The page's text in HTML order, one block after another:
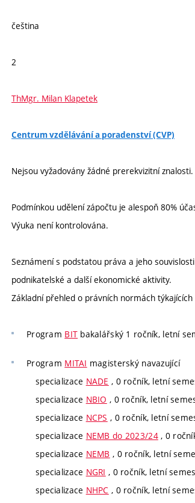
čeština
2
ThMgr. Milan Klapetek
Centrum vzdělávání a poradenství (CVP)
Nejsou vyžadovány žádné prerekvizitní znalosti.
Podmínkou udělení zápočtu je alespoň 80%
Výuka není kontrolována.
Seznámení s podstatou práva a jeho
podnikatelské a další ekonomické aktivity.
Základní přehled o právních normách
Program BIT bakalářský 1 ročník, letní
Program MITAI magisterský navazující
specializace NADE , 0 ročník, letní
specializace NBIO , 0 ročník, letní
specializace NCPS , 0 ročník, letní
specializace NEMB do 2023/24, 0
specializace NEMB , 0 ročník, letní
specializace NGRI , 0 ročník, letní
specializace NHPC , 0 ročník, letní